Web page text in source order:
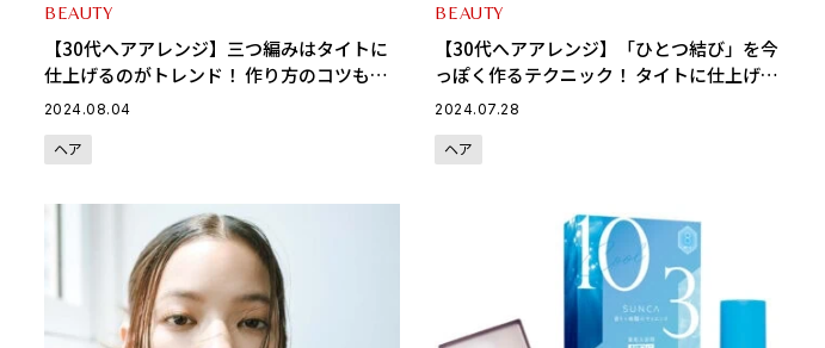
BEAUTY
【30代へアアレンジ】三つ編みはタイトに
仕上げるのがトレンド！ 作り方のコツも紹
介！
2024.08.04
ヘア
BEAUTY
【30代へアアレンジ】「ひとつ結び」を今
っぽく作るテクニック！ タイトに仕上げて
こなれ感アップ！
2024.07.28
ヘア